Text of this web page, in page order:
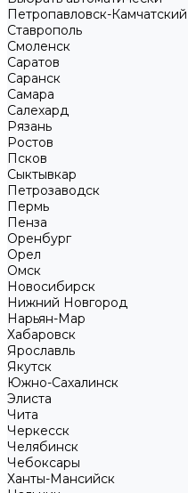
Петропавловск-Камчатский
Ставрополь
Смоленск
Саратов
Саранск
Самара
Салехард
Рязань
Ростов
Псков
Сыктывкар
Петрозаводск
Пермь
Пенза
Оренбург
Орел
Омск
Новосибирск
Нижний Новгород
Нарьян-Мар
Хабаровск
Ярославль
Якутск
Южно-Сахалинск
Элиста
Чита
Черкесск
Челябинск
Чебоксары
Ханты-Мансийск